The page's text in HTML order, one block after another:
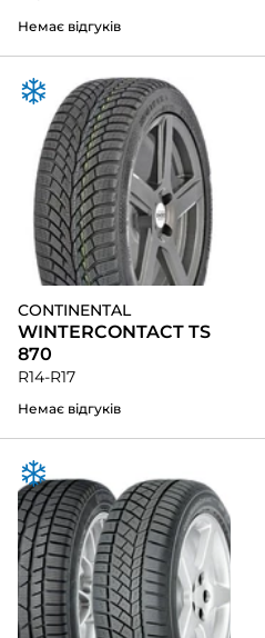
Немає відгуків
CONTINENTAL
WINTERCONTACT TS
870
R14-R17
Немає відгуків